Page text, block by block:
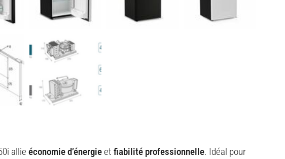
allie économie d’énergie et fiabilité professionnelle. Idéal pour